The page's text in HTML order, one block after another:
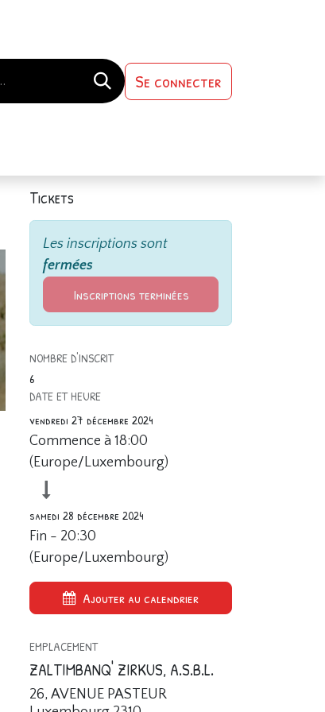
Se connecter
Tickets
Les inscriptions sont
fermées
Inscriptions terminées
NOMBRE D'INSCRIT
6
DATE ET HEURE
vendredi 27 décembre 2024
Commence à 18:00
(Europe/Luxembourg)
samedi 28 décembre 2024
Fin - 20:30
(Europe/Luxembourg)
Ajouter au calendrier
EMPLACEMENT
ZALTIMBANQ' ZIRKUS, A.S.B.L.
26, AVENUE PASTEUR